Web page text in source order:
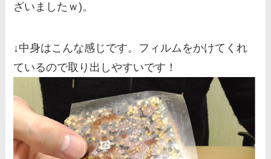
ざいましたｗ)。
↓中身はこんな感じです。フィルムをかけてくれ
ているので取り出しやすいです！